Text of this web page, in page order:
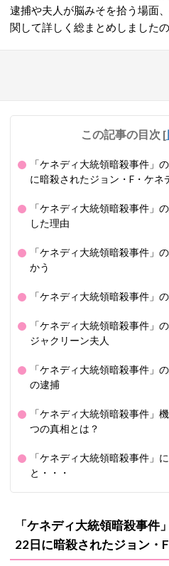
逮捕や夫人が脳みそを拾う場面
関して詳しく総まとめしました
この記事の目次 [
「ケネディ大統領暗殺事件
に暗殺されたジョン・F・ケネ
「ケネディ大統領暗殺事件
した理由
「ケネディ大統領暗殺事件
かう
「ケネディ大統領暗殺事件
「ケネディ大統領暗殺事件
ジャクリーン夫人
「ケネディ大統領暗殺事件
の逮捕
「ケネディ大統領暗殺事件」
つの真相とは？
「ケネディ大統領暗殺事件」
と・・・
「ケネディ大統領暗殺事
22日に暗殺されたジョン・